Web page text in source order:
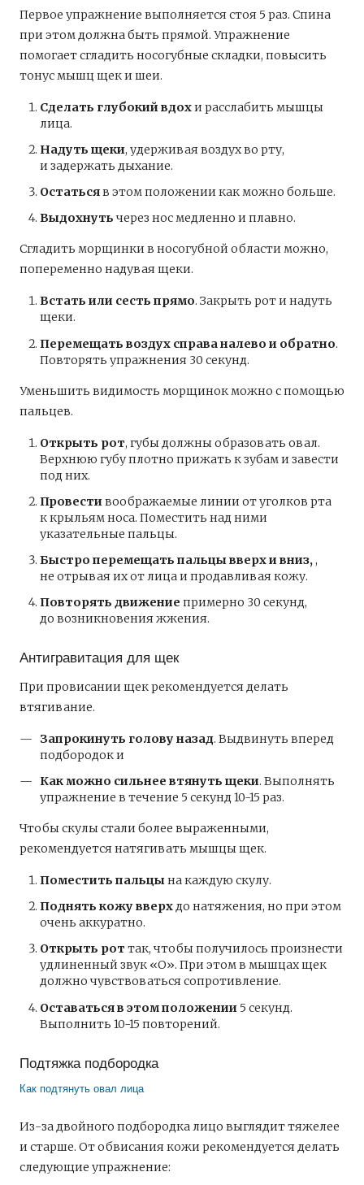
Первое упражнение выполняется стоя 5 раз. Спина
при этом должна быть прямой. Упражнение
помогает сгладить носогубные складки, повысить
тонус мышц щек и шеи.
Сделать глубокий вдохи расслабить мышцы
лица.
Надуть щеки, удерживая воздух во рту,
и задержать дыхание.
Остатьсяв этом положении как можно больше.
Выдохнуть через нос медленно и плавно.
Сгладить морщинки в носогубной области можно,
попеременно надувая щеки.
Встать или сесть прямо. Закрыть рот и надуть
щеки.
Перемещать воздух справа налево и обратно.
Повторять упражнения 30 секунд.
Уменьшить видимость морщинок можно с помощью
пальцев.
Открыть рот, губы должны образовать овал.
Верхнюю губу плотно прижать к зубам и завести
под них.
Провестивоображаемые линии от уголков рта
к крыльям носа. Поместить над ними
указательные пальцы.
Быстро перемещать пальцы вверх и вниз,,
не отрывая их от лица и продавливая кожу.
Повторять движение примерно 30 секунд,
до возникновения жжения.
Антигравитация для щек
При провисании щек рекомендуется делать
втягивание.
Запрокинуть голову назад. Выдвинуть вперед
подбородок и
Как можно сильнее втянуть щеки. Выполнять
упражнение в течение 5 секунд 10-15 раз.
Чтобы скулы стали более выраженными,
рекомендуется натягивать мышцы щек.
Поместить пальцына каждую скулу.
Поднять кожу вверхдо натяжения, но при этом
очень аккуратно.
Открыть рот так, чтобы получилось произнести
удлиненный звук «O». При этом в мышцах щек
должно чувствоваться сопротивление.
Оставаться в этом положении 5 секунд.
Выполнить 10-15 повторений.
Подтяжка подбородка
Как подтянуть овал лица
Из-за двойного подбородка лицо выглядит тяжелее
и старше. От обвисания кожи рекомендуется делать
следующие упражнение: